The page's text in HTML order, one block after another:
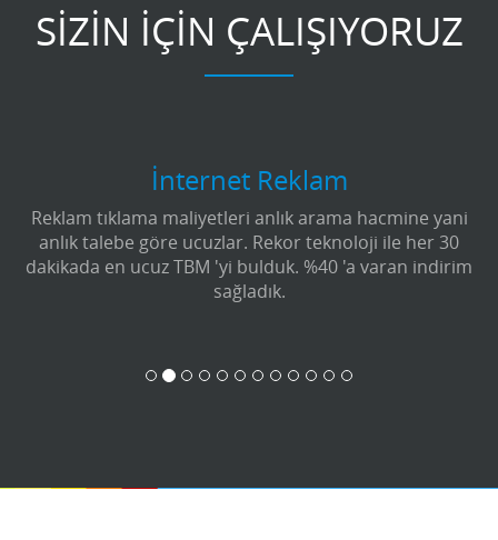
SİZİN İÇİN ÇALIŞIYORUZ
İnternet Reklam
Reklam tıklama maliyetleri anlık arama hacmine yani
anlık talebe göre ucuzlar. Rekor teknoloji ile her 30
dakikada en ucuz TBM 'yi bulduk. %40 'a varan indirim
sağladık.